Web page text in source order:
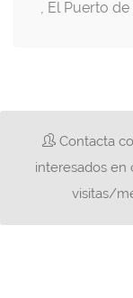
, El Puerto
Contacta
interesados en
visitas/